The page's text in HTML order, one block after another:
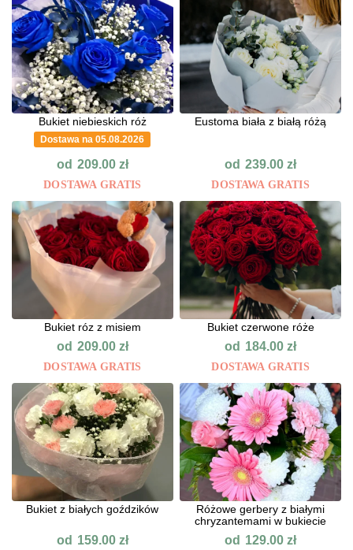
Bukiet niebieskich róż
Dostawa na 05.08.2026
od 209.00 zł
DOSTAWA GRATIS
Eustoma biała z białą różą
od 239.00zł
DOSTAWA GRATIS
Bukiet róz z misiem
od 209.00 zł
DOSTAWA GRATIS
Bukiet czerwone róże
od 184.00zł
DOSTAWA GRATIS
Bukiet z białych goździków
od 159.00 zł
Różowe gerbery z białymi
chryzantemami w bukiecie
od 129.00zł